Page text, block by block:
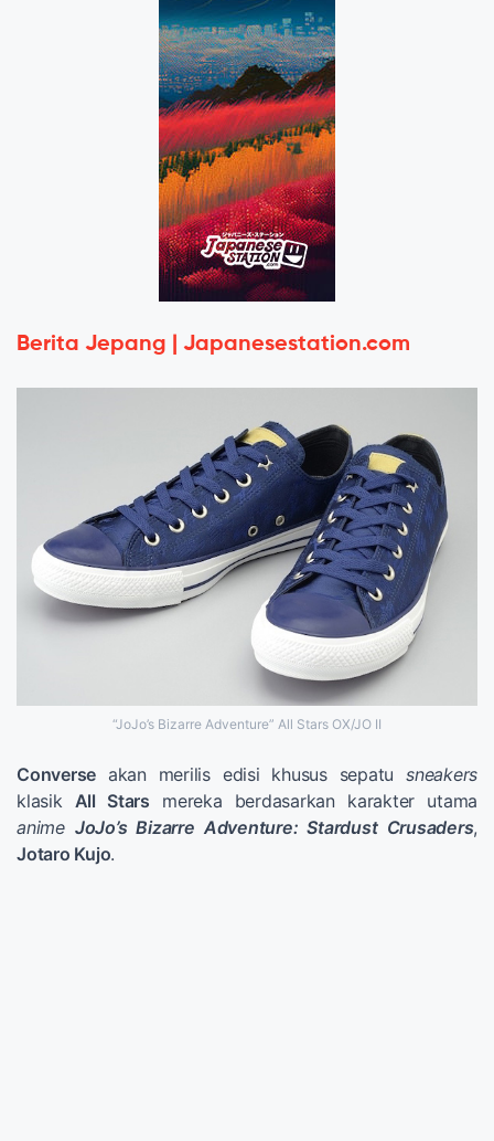
Berita Jepang | Japanesestation.com
“JoJo’s Bizarre Adventure” All Stars OX/JO II
Converse akan merilis edisi khusus sepatu sneakers
klasik All Stars mereka berdasarkan karakter utama
anime JoJo’s Bizarre Adventure: Stardust Crusaders,
Jotaro Kujo.